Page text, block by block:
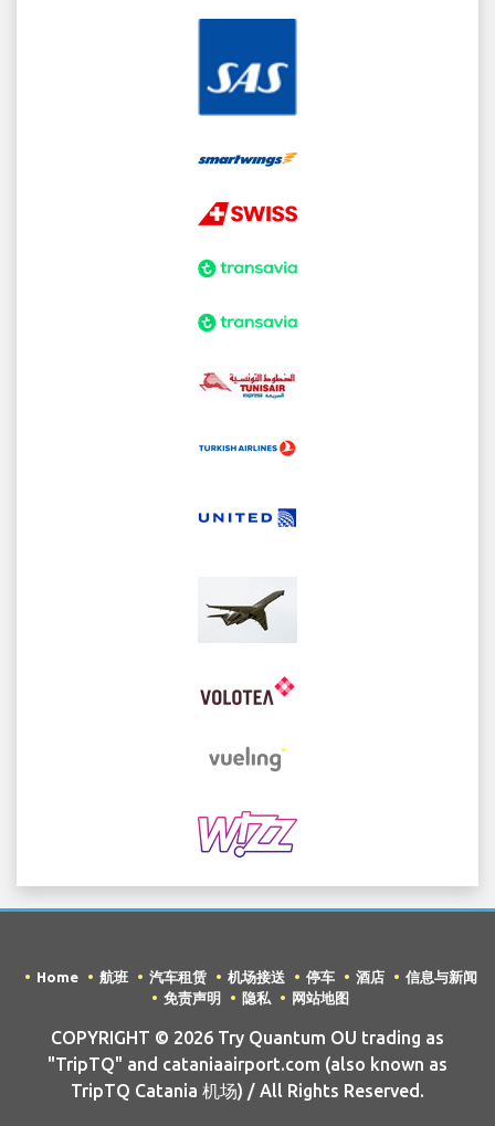
Home 航班 汽车租赁 机场接送 停车 酒店
信息与新闻
免责声明
隐私 网站地图
COPYRIGHT © 2026 Try Quantum OU trading as
"TripTQ" and cataniaairport.com (also known as
TripTQ Catania 机场) / All Rights Reserved.